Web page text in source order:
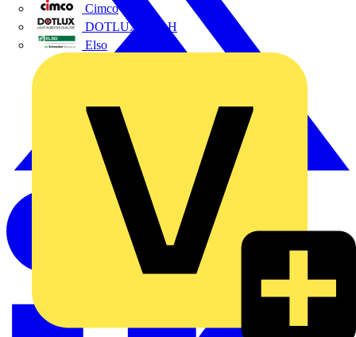
Cimco
DOTLUX GmbH
Elso